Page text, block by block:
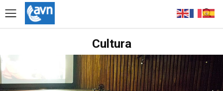
Cultura